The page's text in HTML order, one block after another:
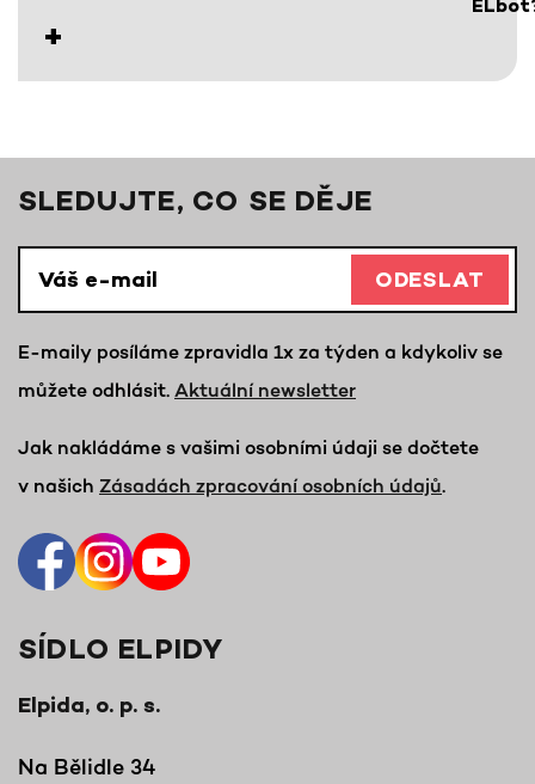
SLEDUJTE, CO SE DĚJE
ODESLAT
E-maily posíláme zpravidla 1x za týden a kdykoliv se
můžete odhlásit. Aktuální newsletter
Jak nakládáme s vašimi osobními údaji se dočtete
v našich Zásadách zpracování osobních údajů.
SÍDLO ELPIDY
Elpida, o. p. s.
Na Bělidle 34